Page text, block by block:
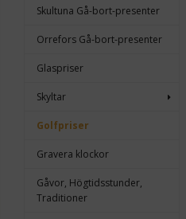
Skultuna Gå-bort-presenter
Orrefors Gå-bort-presenter
Glaspriser
Skyltar
Golfpriser
Gravera klockor
Gåvor, Högtidsstunder,
Traditioner